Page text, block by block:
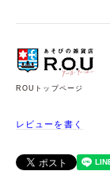
ROUトップページ
レビューを書く